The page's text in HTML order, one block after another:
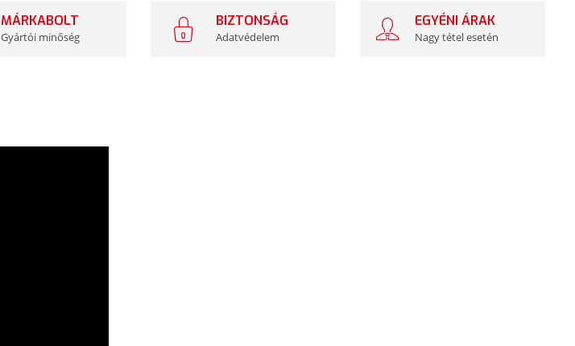
MÁRKABOLT
Gyártói minőség
BIZTONSÁG
Adatvédelem
EGYÉNI ÁRAK
Nagy tétel esetén